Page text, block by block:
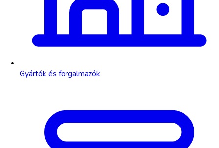
Gyártók és forgalmazók